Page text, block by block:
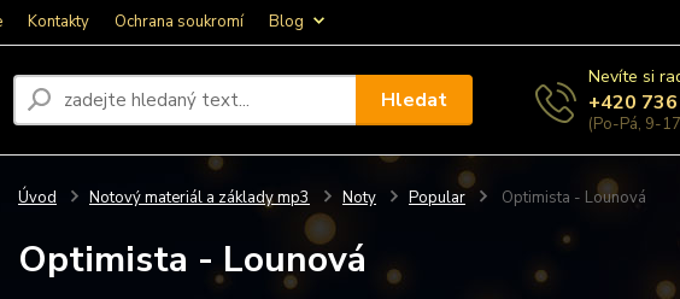
Kontakty Ochrana soukromí Blog
Hledat
Nevíte si
+420
(Po-Pá, 9-
Úvod Notový materiál a základy mp3 Noty Popular Optimista - Lounová
Optimista - Lounová